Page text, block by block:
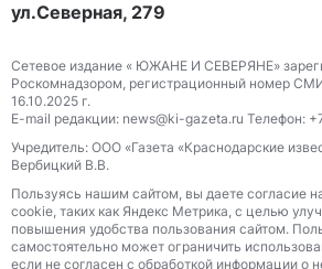
ул.Северная, 279
Сетевое издание « ЮЖАНЕ И СЕВЕРЯНЕ»
Роскомнадзором, регистрационный номер
16.10.2025 г.
E-mail редакции: news@ki-gazeta.ru Телефон:
Учредитель: ООО «Газета «Краснодарские
Вербицкий В.В.
Пользуясь нашим сайтом, вы даете согласие
сооkіе, таких как Яндекс Метрика, с целью
повышения удобства пользования сайтом.
самостоятельно может ограничить
если не согласен с обработкой информации о